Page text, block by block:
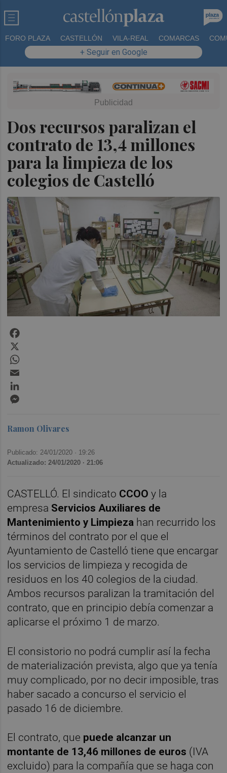
FORO PLAZA CASTELLÓN VILA-REAL COMARCAS
+ Seguir en Google
Dos recursos paralizan el
contrato de 13,4 millones
para la limpieza de los
colegios de Castelló
Ramon Olivares
Publicado: 24/01/2020 · 19:26
Actualizado: 24/01/2020 · 21:06
CASTELLÓ. El sindicato CCOOy la
empresa Servicios Auxiliares de
Mantenimiento y Limpieza han recurrido los
términos del contrato por el que el
Ayuntamiento de Castelló tiene que encargar
los servicios de limpieza y recogida de
residuos en los 40 colegios de la ciudad.
Ambos recursos paralizan la tramitación del
contrato, que en principio debía comenzar a
aplicarse el próximo 1 de marzo.
El consistorio no podrá cumplir así la fecha
de materialización prevista, algo que ya tenía
muy complicado, por no decir imposible, tras
haber sacado a concurso el servicio el
pasado 16 de diciembre.
El contrato, que puede alcanzar un
montante de 13,46 millones de euros (IVA
excluido) para la compañía que se haga con